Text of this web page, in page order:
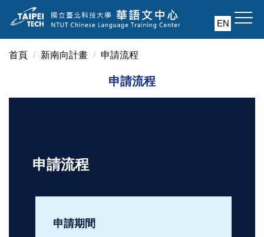
到
主
要
EN
首頁 新南向計畫 申請流程
申請流程
申請流程
申請期間